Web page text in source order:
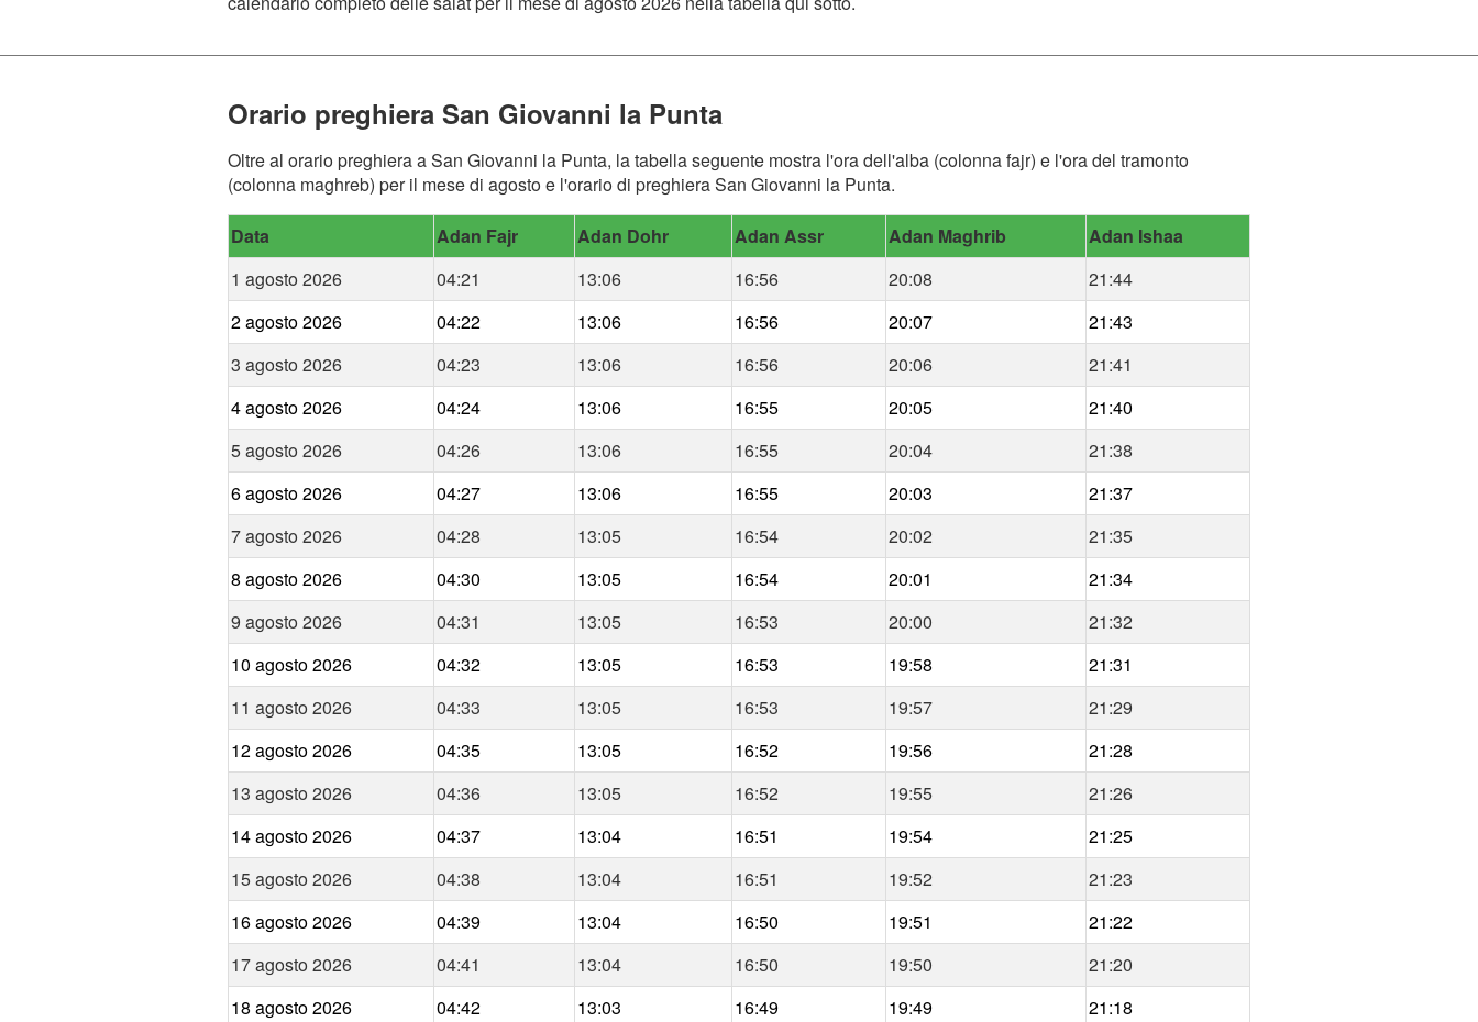
Orario preghiera San Giovanni la Punta
Oltre al orario preghiera a San Giovanni la Punta, la tabella seguente mostra l'ora dell'alba (colonna fajr) e l'ora del tramonto
(colonna maghreb) per il mese di agosto e l'orario di preghiera San Giovanni la Punta.
Data Adan Fajr Adan Dohr Adan Assr Adan Maghrib
Adan Ishaa
1 agosto 2026
04:21 13:06 16:56 20:08
21:44
2 agosto 2026
04:22 13:06 16:56 20:07
21:43
3 agosto 2026
04:23 13:06 16:56 20:06
21:41
4 agosto 2026
04:24 13:06 16:55 20:05
21:40
5 agosto 2026
04:26 13:06 16:55 20:04
21:38
6 agosto 2026
04:27 13:06 16:55 20:03
21:37
7 agosto 2026
04:28 13:05 16:54 20:02
21:35
8 agosto 2026
04:30 13:05 16:54 20:01
21:34
9 agosto 2026
04:31 13:05 16:53 20:00
21:32
10 agosto 2026
04:32 13:05 16:53 19:58
21:31
11 agosto 2026
04:33 13:05 16:53 19:57
21:29
12 agosto 2026
04:35 13:05 16:52 19:56
21:28
13 agosto 2026
04:36 13:05 16:52 19:55
21:26
14 agosto 2026
04:37 13:04 16:51 19:54
21:25
15 agosto 2026
04:38 13:04 16:51 19:52
21:23
16 agosto 2026
04:39 13:04 16:50 19:51
21:22
17 agosto 2026
04:41 13:04 16:50 19:50
21:20
18 agosto 2026
04:42 13:03 16:49 19:49
21:18